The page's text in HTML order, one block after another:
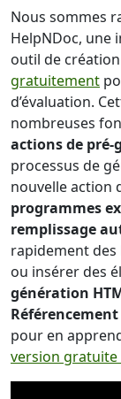
Nous sommes
HelpNDoc, une
outil de
gratuitement
d’évaluation.
nombreuses
actions de
processus de
nouvelle action
programmes
remplissage
rapidement des
ou insérer des
génération
Référencement
pour en
version gratuite